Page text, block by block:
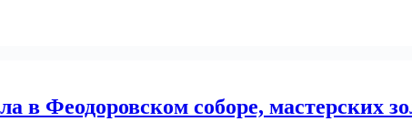
в Феодоровском соборе, мастерских